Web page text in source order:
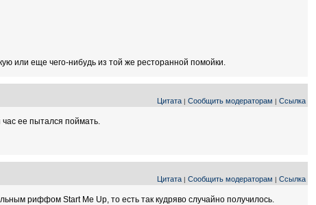
или еще чего-нибудь из той же ресторанной помойки.
Цитата | Сообщить модераторам | Ссылка
час ее пытался поймать.
Цитата | Сообщить модераторам | Ссылка
риффом Start Me Up, то есть так кудряво случайно получилось.